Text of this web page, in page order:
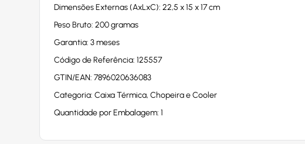
Dimensões Externas (AxLxC): 22,5 x 15 x 17 cm
Peso Bruto: 200 gramas
Garantia: 3 meses
Código de Referência: 125557
GTIN/EAN: 7896020636083
Categoria: Caixa Térmica, Chopeira e Cooler
Quantidade por Embalagem: 1